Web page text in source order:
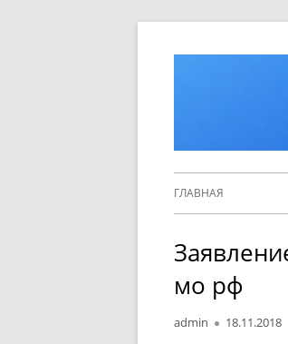
Основное
ГЛАВНАЯ
мо рф
Автор
admin 18.11.2018